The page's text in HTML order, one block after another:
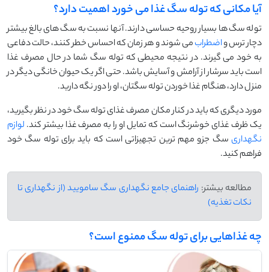
آیا مکانی که توله سگ غذا می خورد اهمیت دارد؟
توله سگ ها بسیار روحیه حساسی دارند. آنها نسبت به سگ های بالغ بیشتر
دچار ترس واضطرابمی شوند و هر زمان که احساس خطر کنند، حالت دفاعی
به خود می گیرند. در نتیجه محیطی که توله سگ شما در حال مصرف غذا
است باید سرشار از آرامش و آسایش باشد. حتی اگر یک حیوان خانگی دیگر در
منزل دارد، هنگام غذا خوردن توله سگتان، او را دور نگه دارید.
مورد دیگری که باید در کنار مکان مصرف غذای توله سگ خود در نظر بگیرید،
یک ظرف غذای خوشرنگ است که تمایل او را به مصرف غذا بیشتر کند. لوازم
نگهداری سگ جزو مهم ترین تجهیزاتی است که باید برای توله سگ خود
فراهم کنید.
مطالعه بیشتر: راهنمای جامع نگهداری سگ سامویید (از نگهداری تا
نکات تغذیه)
چه غذاهایی برای توله سگ ممنوع است؟